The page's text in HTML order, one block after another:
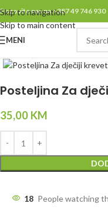
Skip to navigation
Skip to main content
Pozovite nas na +387 49 746 930
MENI
Click to enlarge
Posteljina Za
35,00 KM
18 People watching